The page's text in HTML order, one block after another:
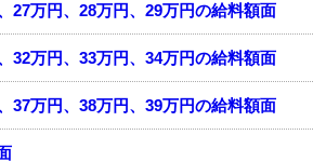
27万円、28万円、29万円の給料額面
32万円、33万円、34万円の給料額面
37万円、38万円、39万円の給料額面